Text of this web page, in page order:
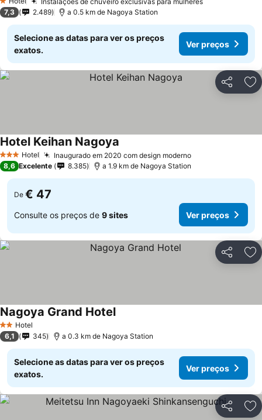
1 Estrelas
7,3 2.489 a 0.5 km de Nagoya Station
Selecione as datas para ver os preços
exatos.
Ver preços
Partilhar
3 EstrelasHotel Inaugurado em 2020 com design moderno
Hotel Keihan Nagoya
8,6 Excelente 8.385 a 1.9 km de Nagoya Station
De € 47
Consulte os preços de 9 sites Ver preços
Partilhar
2 Estrelas
Hotel
Nagoya Grand Hotel
6,1 345 a 0.3 km de Nagoya Station
Selecione as datas para ver os preços
exatos.
Ver preços
Partilhar